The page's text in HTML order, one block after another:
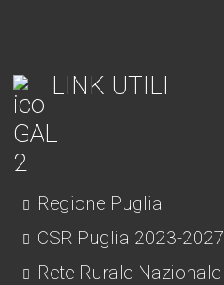
LINK UTILI
Regione Puglia
CSR Puglia 2023-2027
Rete Rurale Nazionale